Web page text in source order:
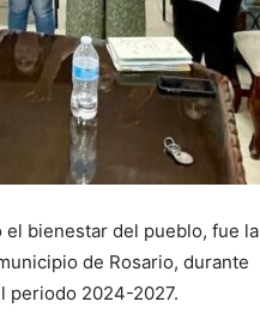
bienestar del pueblo, fue la
de Rosario, durante
periodo 2024-2027.